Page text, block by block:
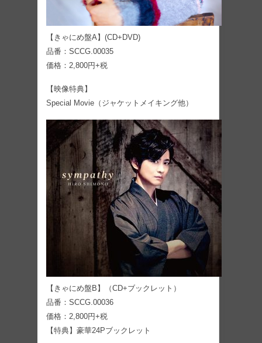
【きゃにめ盤A】(CD+DVD)
品番：SCCG.00035
価格：2,800円+税
【映像特典】
Special Movie（ジャケットメイキング他）
【きゃにめ盤B】（CD+ブックレット）
品番：SCCG.00036
価格：2,800円+税
【特典】豪華24Pブックレット